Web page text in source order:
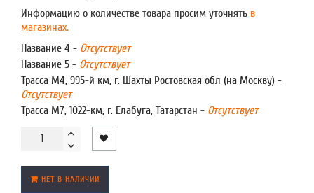
Информацию о количестве товара просим уточнять в
магазинах.
Название 4 - Отсутствует
Название 5 - Отсутствует
Трасса М4, 995-й км, г. Шахты Ростовская обл (на Москву) -
Отсутствует
Трасса М7, 1022-км, г. Елабуга, Татарстан - Отсутствует
НЕТ В НАЛИЧИИ